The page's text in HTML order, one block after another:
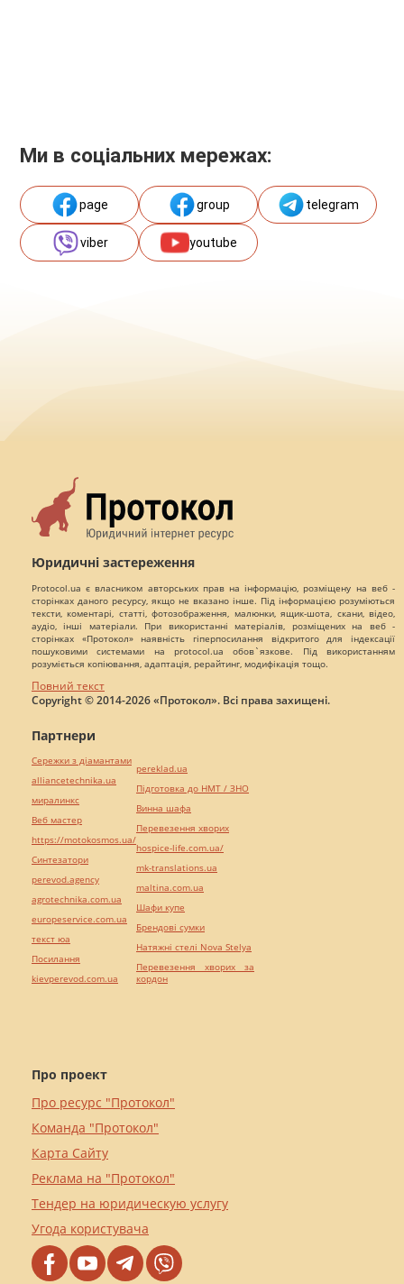
Ми в соціальних мережах:
page group telegram
viber youtube
Юридичні застереження
Protocol.ua є власником авторських прав на інформацію, розміщену на веб -
сторінках даного ресурсу, якщо не вказано інше. Під інформацією розуміються
тексти, коментарі, статті, фотозображення, малюнки, ящик-шота, скани, відео,
аудіо, інші матеріали. При використанні матеріалів, розміщених на веб -
сторінках «Протокол» наявність гіперпосилання відкритого для індексації
пошуковими системами на protocol.ua обов`язкове. Під використанням
розуміється копіювання, адаптація, рерайтинг, модифікація тощо.
Повний текст
Copyright © 2014-2026 «Протокол». Всі права захищені.
Про проект
Про ресурс "Протокол"
Команда "Протокол"
Карта Сайту
Реклама на "Протокол"
Тендер на юридическую услугу
Угода користувача
Партнери
Сережки з діамантами
alliancetechnika.ua
миралинкс
Веб мастер
https://motokosmos.ua/
Синтезатори
perevod.agency
agrotechnika.com.ua
europeservice.com.ua
текст юа
Посилання
kievperevod.com.ua
pereklad.ua
Підготовка до НМТ / ЗНО
Винна шафа
Перевезення хворих
hospice-life.com.ua/
mk-translations.ua
maltina.com.ua
Шафи купе
Брендові сумки
Натяжні стелі Nova Stelya
Перевезення хворих за
кордон